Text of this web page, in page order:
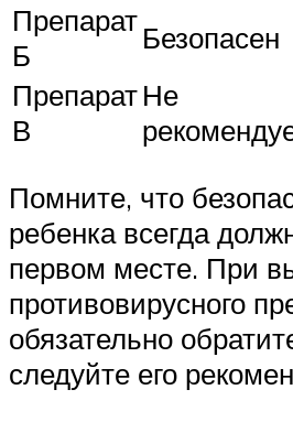
Препарат
Б
Безопасен
Препарат
В
Не
Помните, что
ребенка всегда
первом месте. При
противовирусного
обязательно
следуйте его